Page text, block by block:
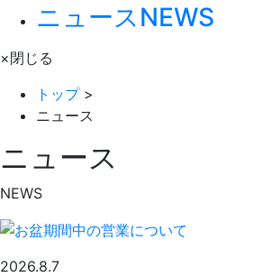
ニュース NEWS
×閉じる
トップ>
ニュース
ニュース
NEWS
2026.8.7